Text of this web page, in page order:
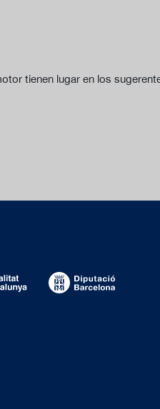
tienen lugar en los